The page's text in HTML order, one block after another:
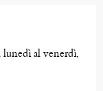
al venerdì,